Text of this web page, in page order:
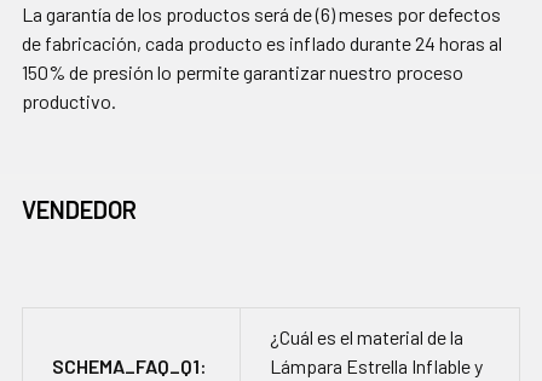
La garantía de los productos será de (6) meses por defectos
de fabricación, cada producto es inflado durante 24 horas al
150% de presión lo permite garantizar nuestro proceso
productivo.
VENDEDOR
SCHEMA_FAQ_Q1:
¿Cuál es el material de la
Lámpara Estrella Inflable y